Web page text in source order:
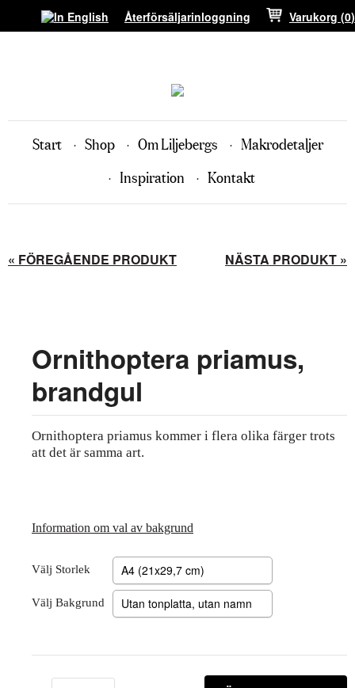
Återförsäljarinloggning Varukorg (0)
Start Shop Om Liljebergs
Makrodetaljer
Inspiration
Kontakt
« FÖREGÅENDE PRODUKT NÄSTA PRODUKT »
Ornithoptera priamus,
brandgul
Ornithoptera priamus kommer i flera olika färger trots
att det är samma art.
Information om val av bakgrund
Välj Storlek
Välj Bakgrund